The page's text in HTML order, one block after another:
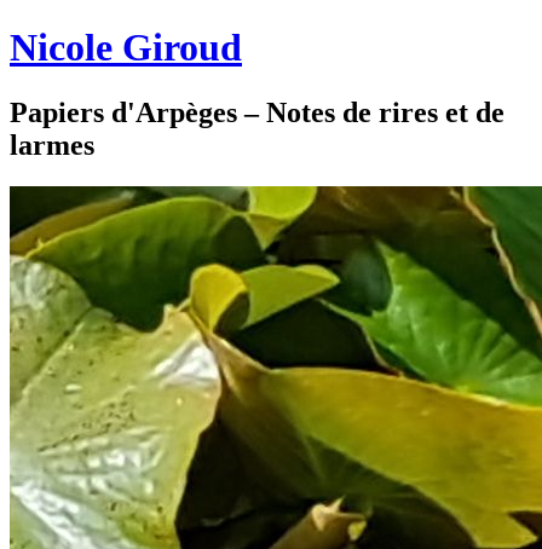
Nicole Giroud
Papiers d'Arpèges – Notes de rires et de
larmes